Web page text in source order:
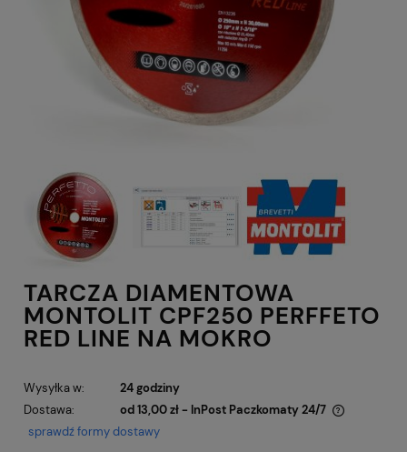
TARCZA DIAMENTOWA
MONTOLIT CPF250 PERFFETO
RED LINE NA MOKRO
Wysyłka w:
24 godziny
Dostawa:
od 13,00 zł - InPost Paczkomaty 24/7
Cena nie zawiera ewentualnych kosztów płatności
sprawdź formy dostawy